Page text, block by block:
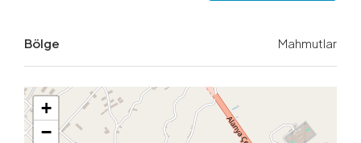
Bölge Mahmutlar
+
−